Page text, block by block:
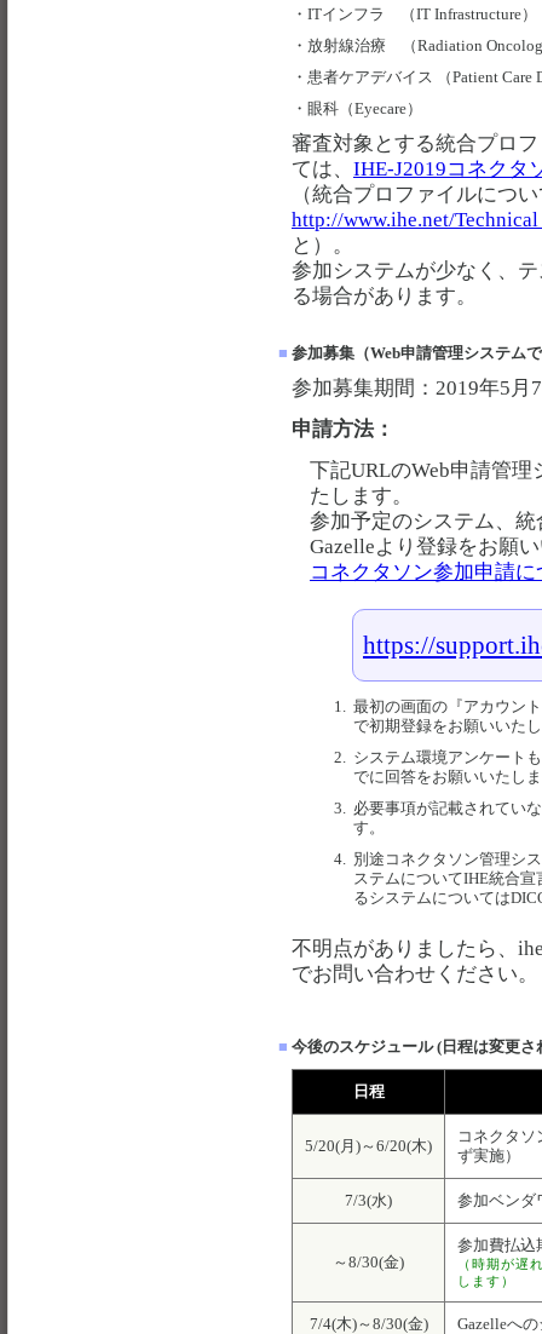
・ ITインフラ （IT Infrastructure）
・ 放射線治療 （Radiation
・ 患者ケアデバイス （Patient Care
・ 眼科（Eyecare）
審査対象とする統合プロ
ては、 IHE-J2019コネクタ
（統合プロファイルにつ
http://www.ihe.net/
と）。
参加システムが少なく、
る場合があります。
■ 参加募集（Web申請管理システム
参加募集期間：2019年5月
申請方法：
下記URLのWeb申請管
たします。
参加予定のシステム、
Gazelleより登録をお願
コネクタソン参加申請
https://
1. 最初の画面の『アカウン
で初期登録をお願いいた
2. システム環境アンケート
でに回答をお願いいたし
3. 必要事項が記載されてい
す。
4. 別途コネクタソン管理シ
ステムについてIHE統合宣
るシステムについては
不明点がありましたら、
でお問い合わせください。
■ 今後のスケジュール (日程は変更
日程
5/20(月)～6/20(木)
コネクタソ
ず実施）
7/3(水) 参加ベンダ
～8/30(金)
参加費払込
（時期が遅
します）
7/4(木)～8/30(金) Gazelleへ